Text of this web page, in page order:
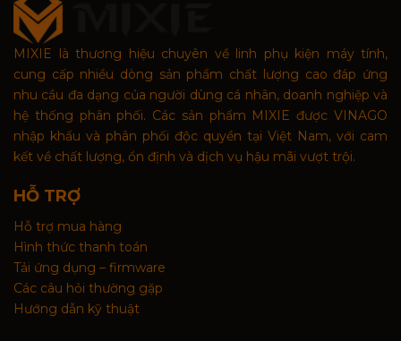
MIXIE là thương hiệu chuyên về linh phụ kiện máy tính,
cung cấp nhiều dòng sản phẩm chất lượng cao đáp ứng
nhu cầu đa dạng của người dùng cá nhân, doanh nghiệp và
hệ thống phân phối. Các sản phẩm MIXIE được VINAGO
nhập khẩu và phân phối độc quyền tại Việt Nam, với cam
kết về chất lượng, ổn định và dịch vụ hậu mãi vượt trội.
HỖ TRỢ
Hỗ trợ mua hàng
Hình thức thanh toán
Tải ứng dụng – firmware
Các câu hỏi thường gặp
Hướng dẫn kỹ thuật